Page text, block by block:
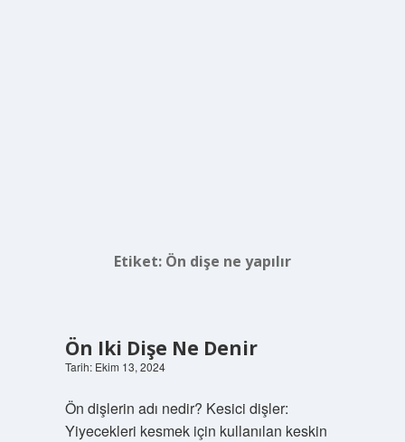
Etiket: Ön dişe ne yapılır
Ön Iki Dişe Ne Denir
Tarih: Ekim 13, 2024
Ön dişlerin adı nedir? Kesici dişler:
Yiyecekleri kesmek için kullanılan keskin